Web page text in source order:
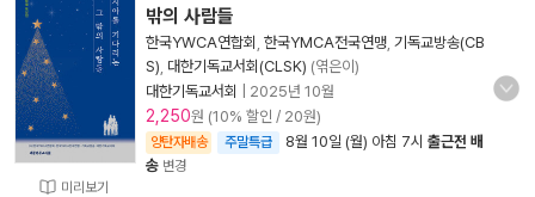
미리보기
밖의 사람들
한국YWCA연합회 한국YMCA전국연맹 기독교방송(CB
S) 대한기독교서회(CLSK) (엮은이)
대한기독교서회
2025년 10월
2,250원 (10% 할인 / 20원)
양탄자배송 주말특급 8월 10일 (월) 아침 7시 출근전 배
송 변경